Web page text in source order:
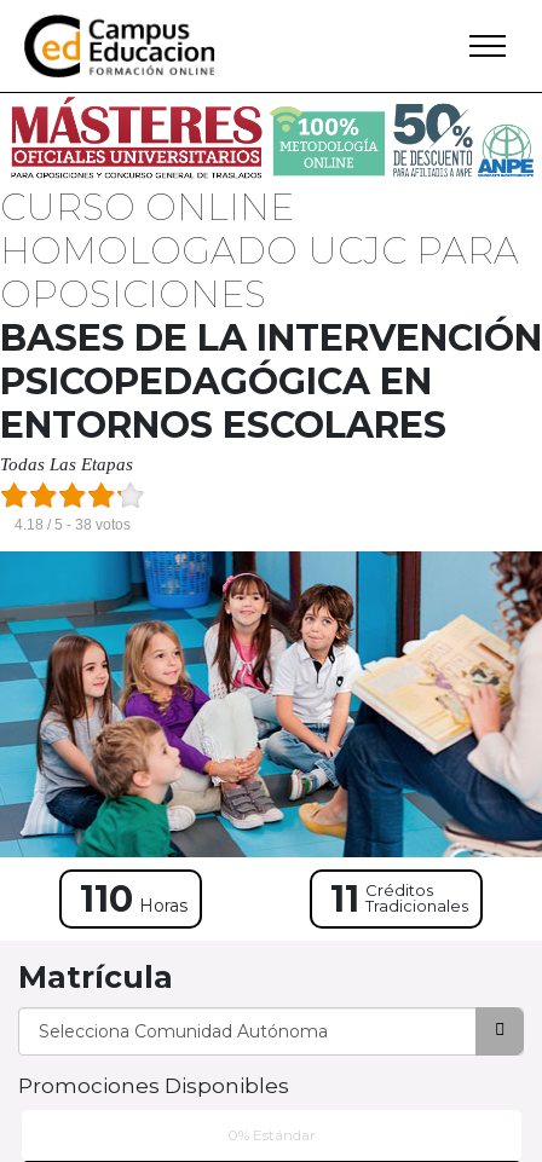
CURSO ONLINE
HOMOLOGADO UCJC PARA
OPOSICIONES
BASES DE LA INTERVENCIÓN
PSICOPEDAGÓGICA EN
ENTORNOS ESCOLARES
Todas Las Etapas
4.18 / 5 - 38 votos
110 Horas 11 Créditos
Tradicionales
Matrícula
Promociones Disponibles
0% Estándar